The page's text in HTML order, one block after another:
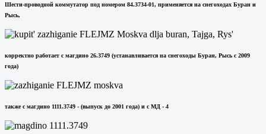
Шести-проводной коммутатор под номером 84.3734-01, применяется на снегоходах Буран и
Рысь,
корректно работает с магдино 26.3749 (устанавливается на снегоходы Буран, Рысь с 2009
года)
также с магдино 1111.3749 - (выпуск до 2001 года) и с МД - 4